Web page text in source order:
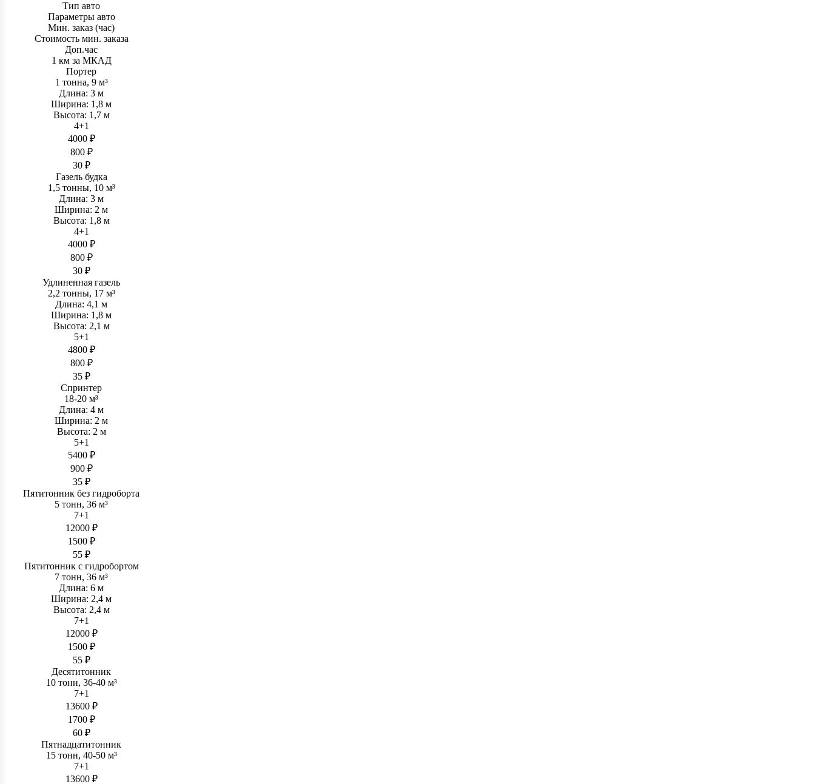
Тип авто
Параметры авто
Мин. заказ (час)
Стоимость мин. заказа
Доп.час
1 км за МКАД
Портер
1 тонна, 9 м³
Длина: 3 м
Ширина: 1,8 м
Высота: 1,7 м
4+1
4000 ₽
800 ₽
30 ₽
Газель будка
1,5 тонны, 10 м³
Длина: 3 м
Ширина: 2 м
Высота: 1,8 м
4+1
4000 ₽
800 ₽
30 ₽
Удлиненная газель
2,2 тонны, 17 м³
Длина: 4,1 м
Ширина: 1,8 м
Высота: 2,1 м
5+1
4800 ₽
800 ₽
35 ₽
Спринтер
18-20 м³
Длина: 4 м
Ширина: 2 м
Высота: 2 м
5+1
5400 ₽
900 ₽
35 ₽
Пятитонник без гидроборта
5 тонн, 36 м³
7+1
12000 ₽
1500 ₽
55 ₽
Пятитонник c гидробортом
7 тонн, 36 м³
Длина: 6 м
Ширина: 2,4 м
Высота: 2,4 м
7+1
12000 ₽
1500 ₽
55 ₽
Десятитонник
10 тонн, 36-40 м³
7+1
13600 ₽
1700 ₽
60 ₽
Пятнадцатитонник
15 тонн, 40-50 м³
7+1
13600 ₽